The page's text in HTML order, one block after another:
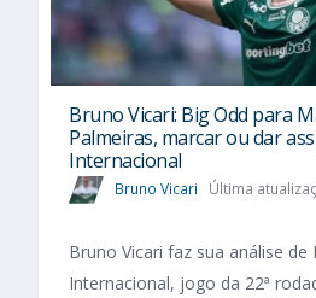
Bruno Vicari: Big Odd para
Palmeiras, marcar ou dar
Internacional
Bruno Vicari Última
Bruno Vicari faz sua análise de
Internacional, jogo da 22ª